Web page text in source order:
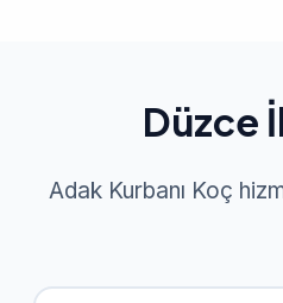
Düzce
Adak Kurbanı Koç